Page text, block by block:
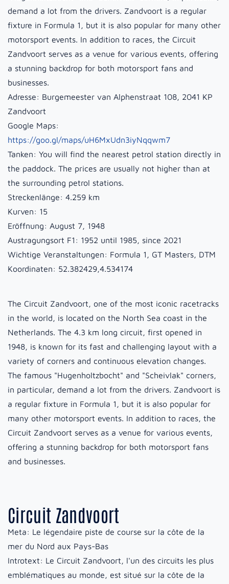
demand a lot from the drivers. Zandvoort is a regular
fixture in Formula 1, but it is also popular for many other
motorsport events. In addition to races, the Circuit
Zandvoort serves as a venue for various events, offering
a stunning backdrop for both motorsport fans and
businesses.
Adresse: Burgemeester van Alphenstraat 108, 2041 KP
Zandvoort
Google Maps:
https://goo.gl/maps/uH6MxUdn3iyNqqwm7
Tanken: You will find the nearest petrol station directly in
the paddock. The prices are usually not higher than at
the surrounding petrol stations.
Streckenlänge: 4.259 km
Kurven: 15
Eröffnung: August 7, 1948
Austragungsort F1: 1952 until 1985, since 2021
Wichtige Veranstaltungen: Formula 1, GT Masters, DTM
Koordinaten: 52.382429,4.534174
The Circuit Zandvoort, one of the most iconic racetracks
in the world, is located on the North Sea coast in the
Netherlands. The 4.3 km long circuit, first opened in
1948, is known for its fast and challenging layout with a
variety of corners and continuous elevation changes.
The famous "Hugenholtzbocht" and "Scheivlak" corners,
in particular, demand a lot from the drivers. Zandvoort is
a regular fixture in Formula 1, but it is also popular for
many other motorsport events. In addition to races, the
Circuit Zandvoort serves as a venue for various events,
offering a stunning backdrop for both motorsport fans
and businesses.
Circuit Zandvoort
Meta: Le légendaire piste de course sur la côte de la
mer du Nord aux Pays-Bas
Introtext: Le Circuit Zandvoort, l'un des circuits les plus
emblématiques au monde, est situé sur la côte de la